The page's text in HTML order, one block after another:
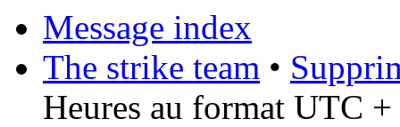
Message index
The strike team •
Heures au format UTC